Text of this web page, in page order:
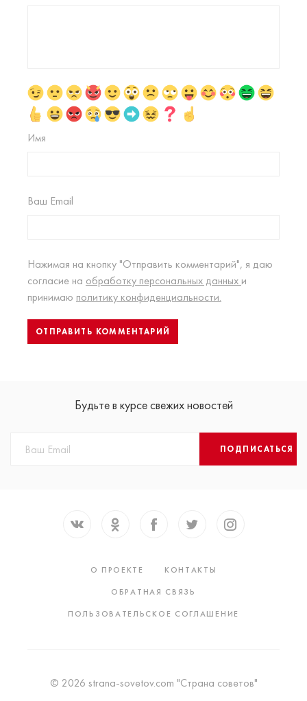
Имя
Ваш Email
Нажимая на кнопку "Отправить комментарий", я даю
согласие на обработку персональных данных и
принимаю политику конфиденциальности.
Будьте в курсе свежих новостей
ПОДПИСАТЬСЯ
О ПРОЕКТЕ
КОНТАКТЫ
ОБРАТНАЯ СВЯЗЬ
ПОЛЬЗОВАТЕЛЬСКОЕ СОГЛАШЕНИЕ
© 2026 strana-sovetov.com "Страна советов"